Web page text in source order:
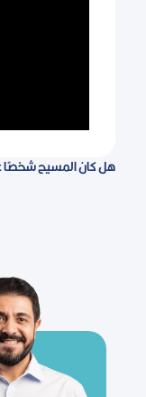
هل كان المسيح شخصًا